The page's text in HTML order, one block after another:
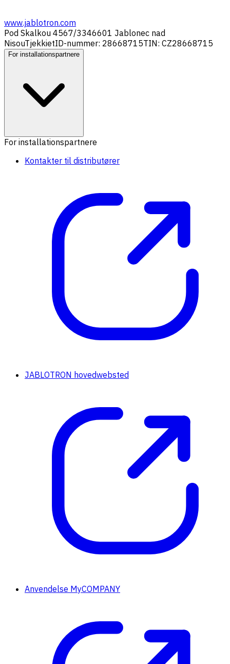
www.jablotron.com
Pod Skalkou 4567/3346601 Jablonec nad
NisouTjekkietID-nummer: 28668715TIN: CZ28668715
For installationspartnere
For installationspartnere
Kontakter til distributører
JABLOTRON hovedwebsted
Anvendelse MyCOMPANY